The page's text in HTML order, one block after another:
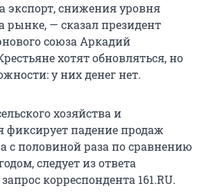
экспорт, снижения уровня
рынке, — сказал президент
союза Аркадий
хотят обновляться, но
у них денег нет.
хозяйства и
фиксирует падение продаж
с половиной раза по сравнению
, следует из ответа
корреспондента 161.RU.